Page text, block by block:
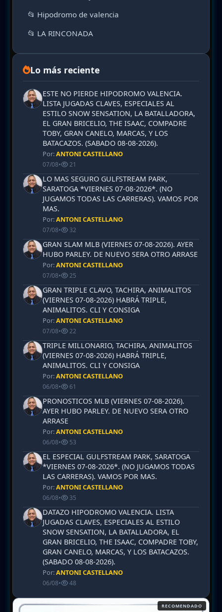
📂 Hipodromo de valencia
📂 LA RINCONADA
Lo más reciente
ESTE NO PIERDE HIPODROMO VALENCIA.
LISTA JUGADAS CLAVES, ESPECIALES AL
ESTILO SNOW SENSATION, LA BATALLADORA,
EL GRAN BRICELIO, THE ISAAC, COMPADRE
TOBY, GRAN CANELO, MARCAS, Y LOS
BATACAZOS. (SABADO 08-08-2026).
Por:ANTONI CASTELLANO
07/08• 21
LO MAS SEGURO GULFSTREAM PARK,
SARATOGA *VIERNES 07-08-2026*. (NO
JUGAMOS TODAS LAS CARRERAS). VAMOS POR
MAS.
Por:ANTONI CASTELLANO
07/08• 32
GRAN SLAM MLB (VIERNES 07-08-2026). AYER
HUBO PARLEY. DE NUEVO SERA OTRO ARRASE
Por:ANTONI CASTELLANO
07/08• 25
GRAN TRIPLE CLAVO, TACHIRA, ANIMALITOS
(VIERNES 07-08-2026) HABRÁ TRIPLE,
ANIMALITOS. CLI Y CONSIGA
Por:ANTONI CASTELLANO
07/08• 22
TRIPLE MILLONARIO, TACHIRA, ANIMALITOS
(VIERNES 07-08-2026) HABRÁ TRIPLE,
ANIMALITOS. CLI Y CONSIGA
Por:ANTONI CASTELLANO
06/08• 61
PRONOSTICOS MLB (VIERNES 07-08-2026).
AYER HUBO PARLEY. DE NUEVO SERA OTRO
ARRASE
Por:ANTONI CASTELLANO
06/08• 53
EL ESPECIAL GULFSTREAM PARK, SARATOGA
*VIERNES 07-08-2026*. (NO JUGAMOS TODAS
LAS CARRERAS). VAMOS POR MAS.
Por:ANTONI CASTELLANO
06/08• 35
DATAZO HIPODROMO VALENCIA. LISTA
JUGADAS CLAVES, ESPECIALES AL ESTILO
SNOW SENSATION, LA BATALLADORA, EL
GRAN BRICELIO, THE ISAAC, COMPADRE TOBY,
GRAN CANELO, MARCAS, Y LOS BATACAZOS.
(SABADO 08-08-2026).
Por:ANTONI CASTELLANO
06/08• 48
RECOMENDADO